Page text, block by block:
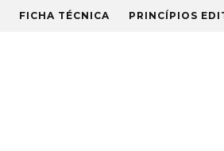
FICHA TÉCNICA PRINCÍPIOS